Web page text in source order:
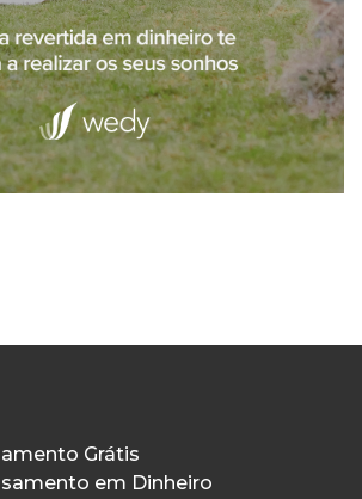
Grátis
em Dinheiro